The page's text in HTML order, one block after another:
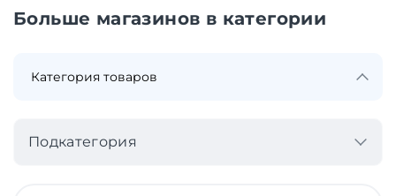
Больше магазинов в категории
Подкатегория